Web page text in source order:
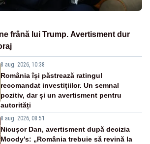
frână lui Trump. Avertisment dur
8 aug. 2026, 10:38
România își păstrează ratingul
recomandat investițiilor. Un semnal
pozitiv, dar și un avertisment pentru
autorități
8 aug. 2026, 08:51
Nicușor Dan, avertisment după decizia
Moody’s: „România trebuie să revină la